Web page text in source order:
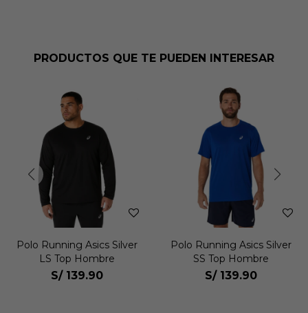
PRODUCTOS QUE TE PUEDEN INTERESAR
Polo Running Asics Silver
LS Top Hombre
S/ 139.90
Polo Running Asics Silver
SS Top Hombre
S/ 139.90